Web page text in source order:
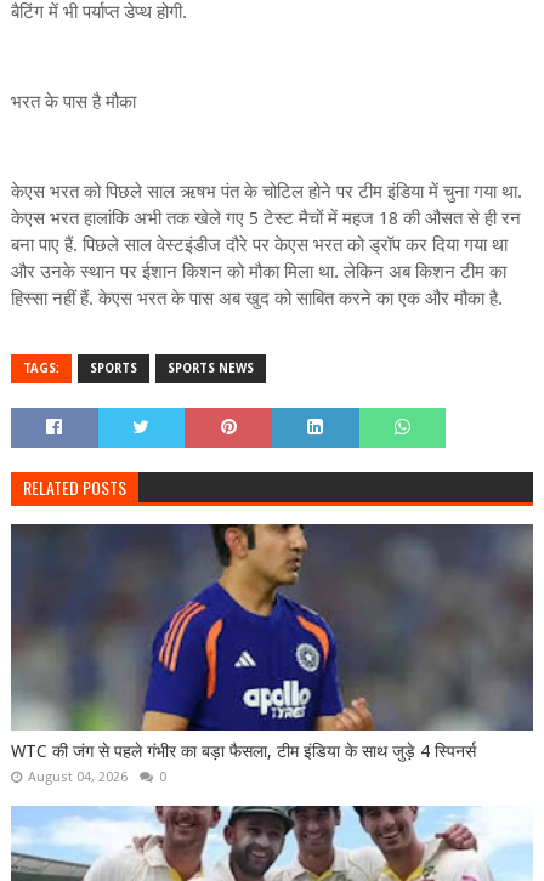
बैटिंग में भी पर्याप्त डेप्थ होगी.
भरत के पास है मौका
केएस भरत को पिछले साल ऋषभ पंत के चोटिल होने पर टीम इंडिया में चुना गया था.
केएस भरत हालांकि अभी तक खेले गए 5 टेस्ट मैचों में महज 18 की औसत से ही रन
बना पाए हैं. पिछले साल वेस्टइंडीज दौरे पर केएस भरत को ड्रॉप कर दिया गया था
और उनके स्थान पर ईशान किशन को मौका मिला था. लेकिन अब किशन टीम का
हिस्सा नहीं हैं. केएस भरत के पास अब खुद को साबित करने का एक और मौका है.
TAGS: SPORTS SPORTS NEWS
RELATED POSTS
WTC की जंग से पहले गंभीर का बड़ा फैसला, टीम इंडिया के साथ जुड़े 4 स्पिनर्स
August 04, 2026 0